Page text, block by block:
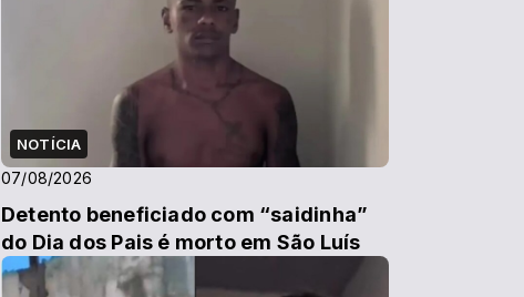
NOTÍCIA
07/08/2026
Detento beneficiado com “saidinha”
do Dia dos Pais é morto em São Luís